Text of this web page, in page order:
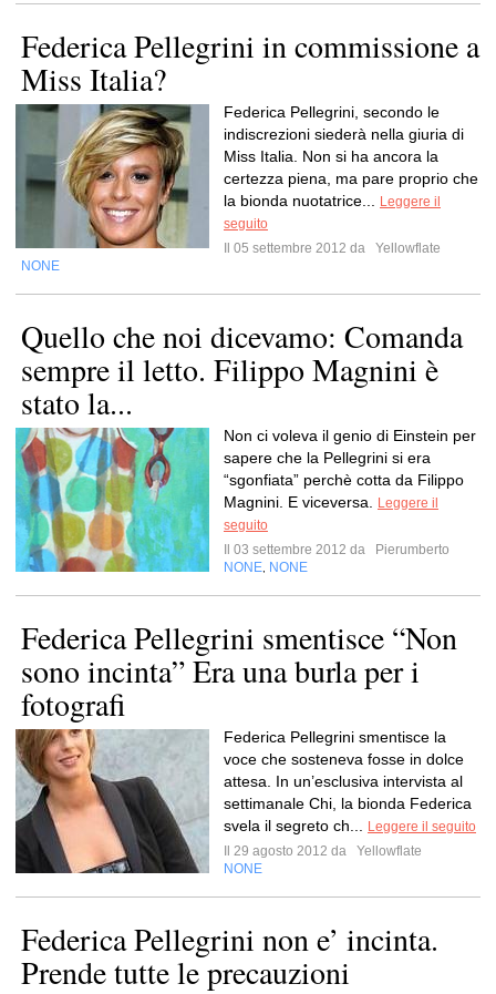
Federica Pellegrini in commissione a
Miss Italia?
Federica Pellegrini, secondo le
indiscrezioni siederà nella giuria di
Miss Italia. Non si ha ancora la
certezza piena, ma pare proprio che
la bionda nuotatrice...
Leggere il
seguito
Il 05 settembre 2012 da
Yellowflate
NONE
Quello che noi dicevamo: Comanda
sempre il letto. Filippo Magnini è
stato la...
Non ci voleva il genio di Einstein per
sapere che la Pellegrini si era
“sgonfiata” perchè cotta da Filippo
Magnini. E viceversa.
Leggere il
seguito
Il 03 settembre 2012 da
Pierumberto
NONE NONE
Federica Pellegrini smentisce “Non
sono incinta” Era una burla per i
fotografi
Federica Pellegrini smentisce la
voce che sosteneva fosse in dolce
attesa. In un’esclusiva intervista al
settimanale Chi, la bionda Federica
svela il segreto ch...
Leggere il seguito
Il 29 agosto 2012 da
Yellowflate
NONE
Federica Pellegrini non e’ incinta.
Prende tutte le precauzioni